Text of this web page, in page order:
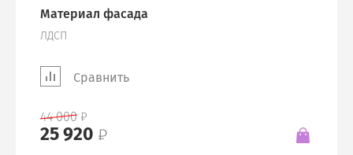
Материал фасада
ЛДСП
Сравнить
44 000
25 920